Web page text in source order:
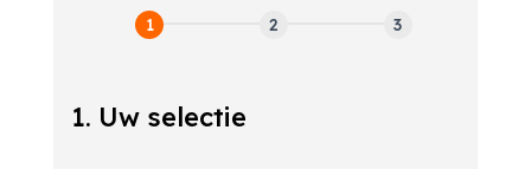
Inschrijfformulier
1. Uw selectie